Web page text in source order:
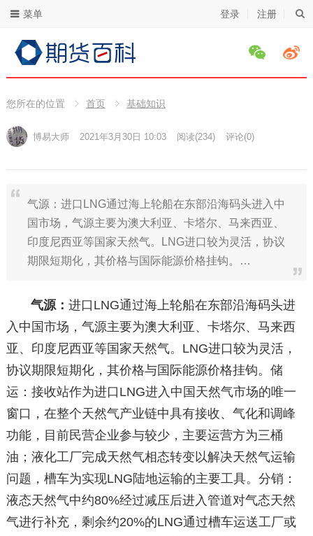
登录 注册
菜单
您所在的位置 首页 基础知识
博易大师 2021年3月30日 10:03 阅读(234) 评论(0)
气源：进口LNG通过海上轮船在东部沿海码头进入中
国市场，气源主要为澳大利亚、卡塔尔、马来西亚、
印度尼西亚等国家天然气。LNG进口较为灵活，协议
期限短期化，其价格与国际能源价格挂钩。…
气源：进口LNG通过海上轮船在东部沿海码头进
入中国市场，气源主要为澳大利亚、卡塔尔、马来西
亚、印度尼西亚等国家天然气。LNG进口较为灵活，
协议期限短期化，其价格与国际能源价格挂钩。储
运：接收站作为进口LNG进入中国天然气市场的唯一
窗口，在整个天然气产业链中具有接收、气化和调峰
功能，目前民营企业参与较少，主要运营方为三桶
油；液化工厂完成天然气相态转变以解决天然气运输
问题，槽车为实现LNG陆地运输的主要工具。分销：
液态天然气中约80%经过减压后进入管道对气态天然
气进行补充，剩余约20%的LNG通过槽车运送工厂或